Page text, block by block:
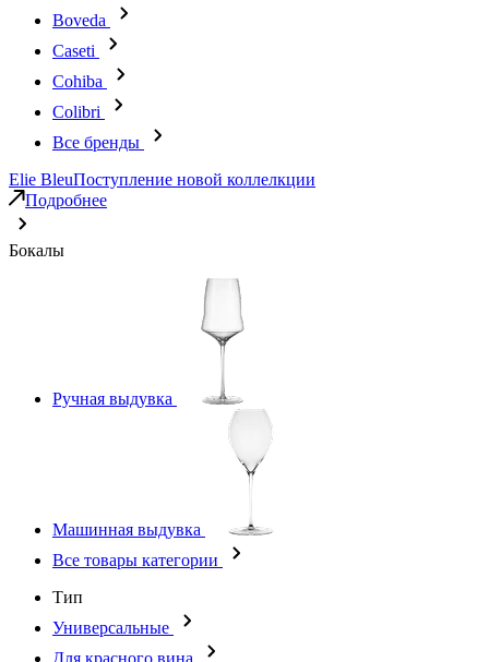
Boveda
Caseti
Cohiba
Colibri
Все бренды
Elie BleuПоступление новой коллелкции
Подробнее
Бокалы
Ручная выдувка
Машинная выдувка
Все товары категории
Тип
Универсальные
Для красного вина